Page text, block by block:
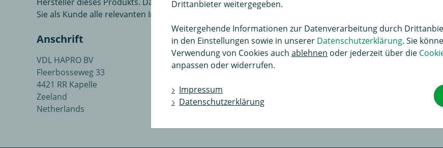
Sie als Kunde alle relevanten Informationen jederzeit einsehen können.
Anschrift
VDL HAPRO BV
Fleerbosseweg 33
4421 RR Kapelle
Zeeland
Netherlands
Kontakt
info@vdlhapro.com
Drittanbieter weitergegeben.
Weitergehende Informationen zur Datenverarbeitung durch
in den Einstellungen sowie in unserer Datenschutzerklärung. Sie
Verwendung von Cookies auch ablehnen oder jederzeit über die
anpassen oder widerrufen.
Impressum
Datenschutzerklärung